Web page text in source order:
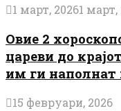
1 март, 20261 март,
Овие 2
цареви до
им ги
15 февруари, 2026